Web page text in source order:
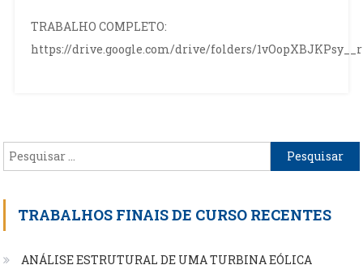
TRABALHO COMPLETO:
https://drive.google.com/drive/folders/
Pesquisar
por:
TRABALHOS FINAIS DE CURSO RECENTES
ANÁLISE ESTRUTURAL DE UMA TURBINA EÓLICA